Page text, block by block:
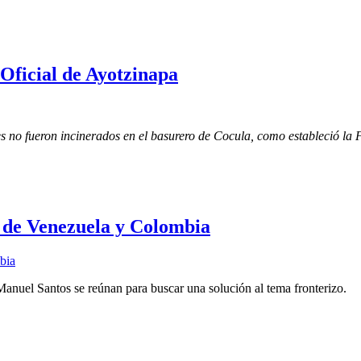
de Ayotzinapa
no fueron incinerados en el basurero de Cocula, como estableció la
Venezuela y Colombia
Santos se reúnan para buscar una solución al tema fronterizo.